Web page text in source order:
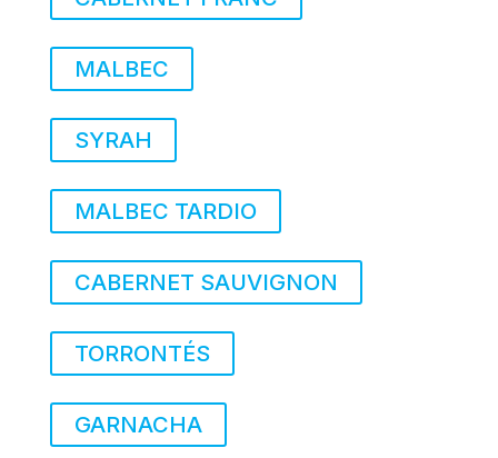
MALBEC
SYRAH
MALBEC TARDIO
CABERNET SAUVIGNON
TORRONTÉS
GARNACHA